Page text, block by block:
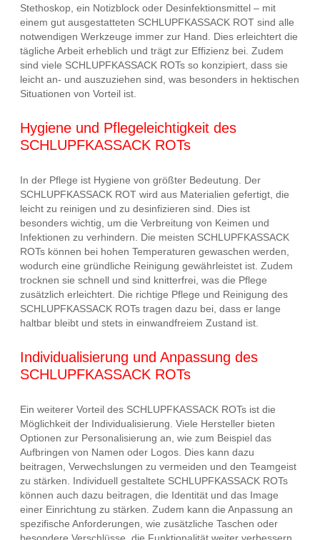
Stethoskop, ein Notizblock oder Desinfektionsmittel – mit
einem gut ausgestatteten SCHLUPFKASSACK ROT sind alle
notwendigen Werkzeuge immer zur Hand. Dies erleichtert die
tägliche Arbeit erheblich und trägt zur Effizienz bei. Zudem
sind viele SCHLUPFKASSACK ROTs so konzipiert, dass sie
leicht an- und auszuziehen sind, was besonders in hektischen
Situationen von Vorteil ist.
Hygiene und Pflegeleichtigkeit des
SCHLUPFKASSACK ROTs
In der Pflege ist Hygiene von größter Bedeutung. Der
SCHLUPFKASSACK ROT wird aus Materialien gefertigt, die
leicht zu reinigen und zu desinfizieren sind. Dies ist
besonders wichtig, um die Verbreitung von Keimen und
Infektionen zu verhindern. Die meisten SCHLUPFKASSACK
ROTs können bei hohen Temperaturen gewaschen werden,
wodurch eine gründliche Reinigung gewährleistet ist. Zudem
trocknen sie schnell und sind knitterfrei, was die Pflege
zusätzlich erleichtert. Die richtige Pflege und Reinigung des
SCHLUPFKASSACK ROTs tragen dazu bei, dass er lange
haltbar bleibt und stets in einwandfreiem Zustand ist.
Individualisierung und Anpassung des
SCHLUPFKASSACK ROTs
Ein weiterer Vorteil des SCHLUPFKASSACK ROTs ist die
Möglichkeit der Individualisierung. Viele Hersteller bieten
Optionen zur Personalisierung an, wie zum Beispiel das
Aufbringen von Namen oder Logos. Dies kann dazu
beitragen, Verwechslungen zu vermeiden und den Teamgeist
zu stärken. Individuell gestaltete SCHLUPFKASSACK ROTs
können auch dazu beitragen, die Identität und das Image
einer Einrichtung zu stärken. Zudem kann die Anpassung an
spezifische Anforderungen, wie zusätzliche Taschen oder